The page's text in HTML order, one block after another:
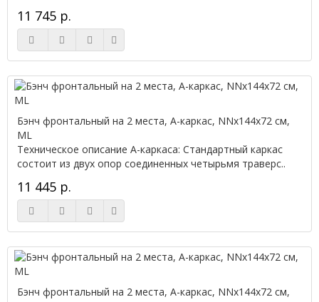
11 745 р.
Бэнч фронтальный на 2 места, А-каркас, NNx144х72 см,
ML
Техническое описание А-каркаса: Стандартный каркас
состоит из двух опор соединенных четырьмя траверс..
11 445 р.
Бэнч фронтальный на 2 места, А-каркас, NNx144х72 см,